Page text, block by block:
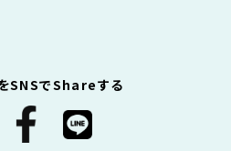
SNSでShareする